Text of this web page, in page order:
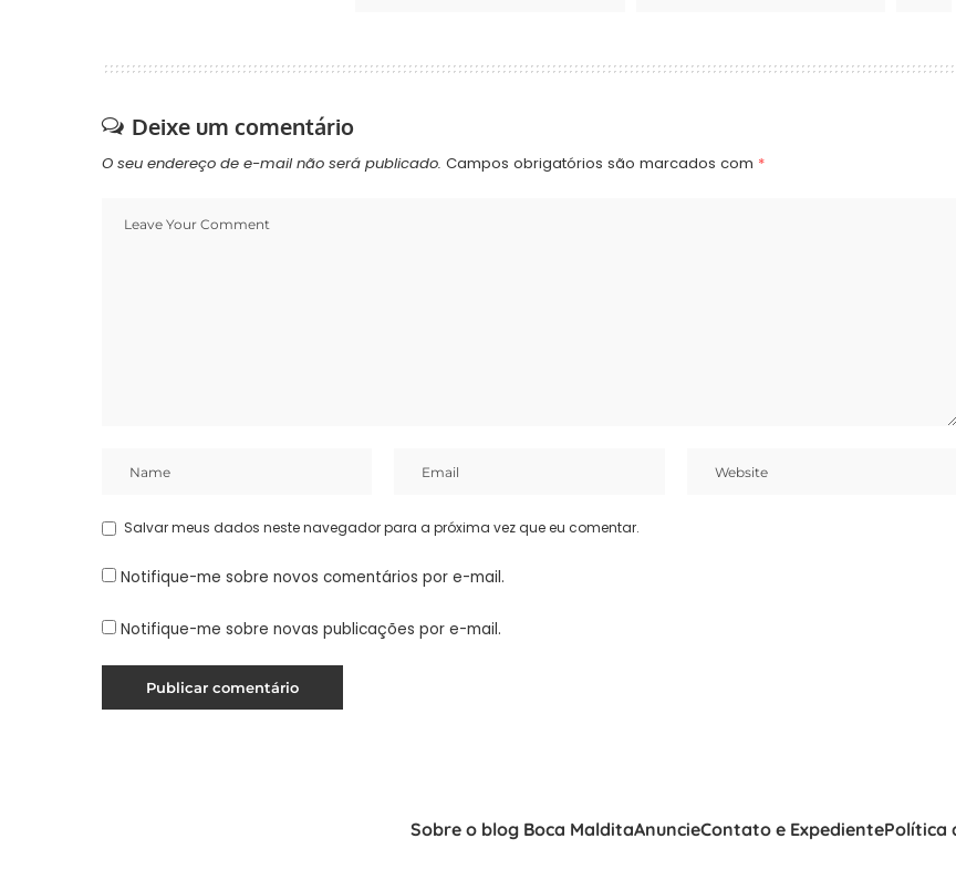
Deixe um comentário
O seu endereço de e-mail não será publicado. Campos obrigatórios são marcados com *
Salvar meus dados neste navegador para a próxima vez que eu comentar.
Notifique-me sobre novos comentários por e-mail.
Notifique-me sobre novas publicações por e-mail.
Sobre o blog Boca MalditaAnuncieContato e ExpedientePolítica